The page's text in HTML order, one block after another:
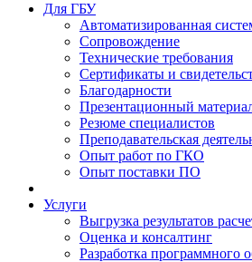
Для ГБУ
Автоматизированная
Сопровождение
Технические требования
Сертификаты и
Благодарности
Презентационный
Резюме специалистов
Преподавательская
Опыт работ по ГКО
Опыт поставки ПО
Услуги
Выгрузка результатов
Оценка и консалтинг
Разработка программного